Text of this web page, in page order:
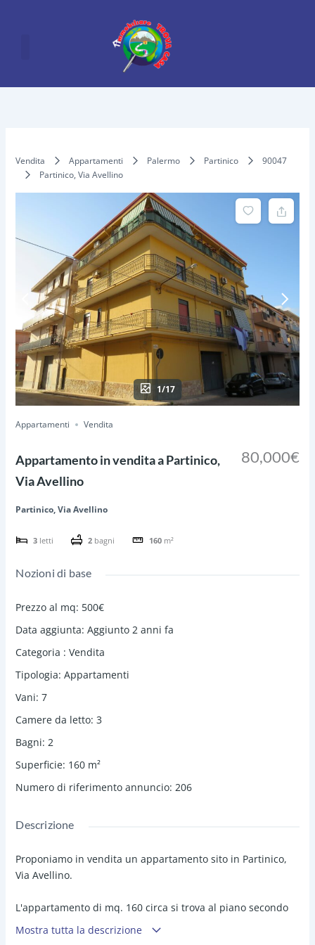
Vendita Appartamenti Palermo Partinico
90047
Partinico, Via Avellino
1/17
Appartamenti Vendita
Appartamento in vendita a Partinico,
Via Avellino
Partinico, Via Avellino
3 letti 2 bagni 160 m²
80,000€
Nozioni di base
Prezzo al mq: 500€
Data aggiunta: Aggiunto 2 anni fa
Categoria : Vendita
Tipologia: Appartamenti
Vani: 7
Camere da letto: 3
Bagni: 2
Superficie: 160 m²
Numero di riferimento annuncio: 206
Descrizione
Proponiamo in vendita un appartamento sito in Partinico,
Via Avellino.
L'appartamento di mq. 160 circa si trova al piano secondo
in un con
testo privato, composto da ingresso su
Mostra tutta la descrizione